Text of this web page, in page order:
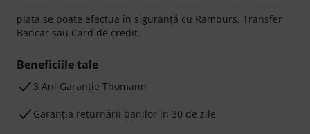
plata se poate efectua în siguranță cu Ramburs, Transfer
Bancar sau Card de credit.
Beneficiile tale
3 Ani Garanție Thomann
Garanţia returnării banilor în 30 de zile